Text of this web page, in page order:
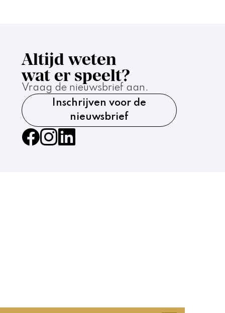
Altijd weten
wat er speelt?
Vraag de nieuwsbrief aan.
Inschrijven voor de
nieuwsbrief